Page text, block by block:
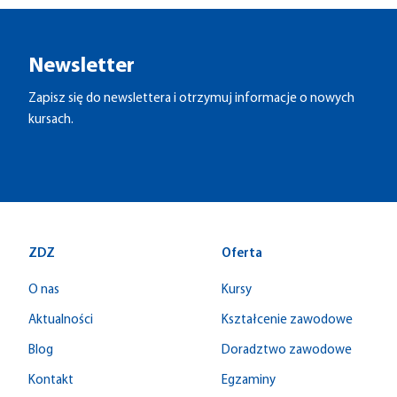
Newsletter
Zapisz się do newslettera i otrzymuj informacje o nowych
kursach.
ZDZ
O nas
Aktualności
Blog
Kontakt
Oferta
Kursy
Kształcenie zawodowe
Doradztwo zawodowe
Egzaminy